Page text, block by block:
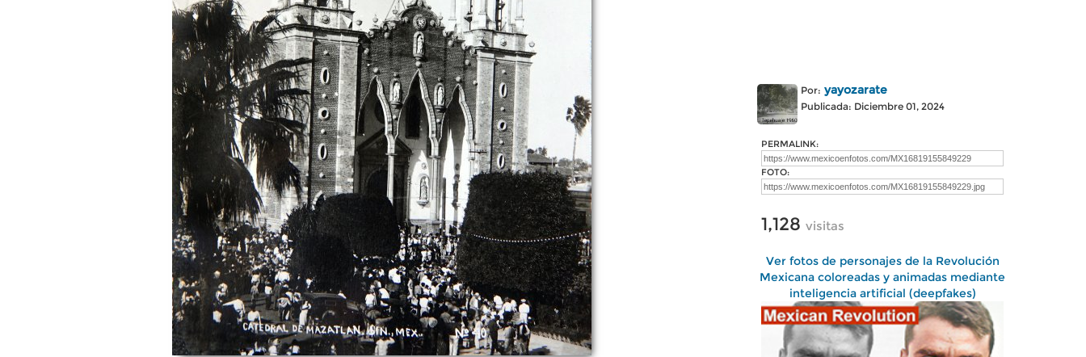
Por: yayozarate
Publicada: Diciembre 01, 2024
PERMALINK:
FOTO:
1,128 visitas
Ver fotos de personajes de la Revolución
Mexicana coloreadas y animadas mediante
inteligencia artificial (deepfakes)